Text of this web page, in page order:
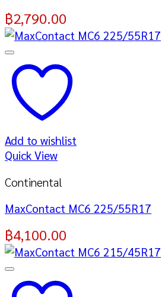
฿2,790.00
Add to wishlist
Quick View
Continental
MaxContact MC6 225/55R17
฿4,100.00